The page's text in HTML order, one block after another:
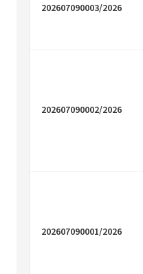
202607090003/2026
202607090002/2026
202607090001/2026